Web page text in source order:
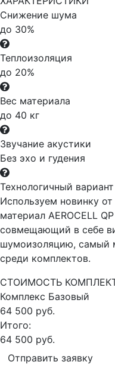
Снижение шума
до 30%
Теплоизоляция
до 20%
Вес материала
до 40 кг
Звучание акустики
Без эхо и гудения
Технологичный
Используем новинку
материал AEROCELL
совмещающий в себе
шумоизоляцию, самый
среди комплектов.
СТОИМОСТЬ
Комплекс Базовый
64 500 руб.
Итого:
64 500 руб.
Отправить заявку